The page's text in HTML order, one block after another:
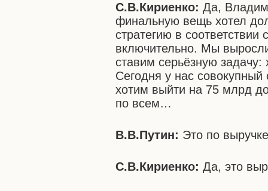
С.В.Кириенко:Да,
финальную вещь хотел
стратегию в
включительно. Мы
ставим серьёзную
Сегодня у нас
хотим выйти на 75 млрд
по всем…
В.В.Путин: Это по
С.В.Кириенко:Да, это